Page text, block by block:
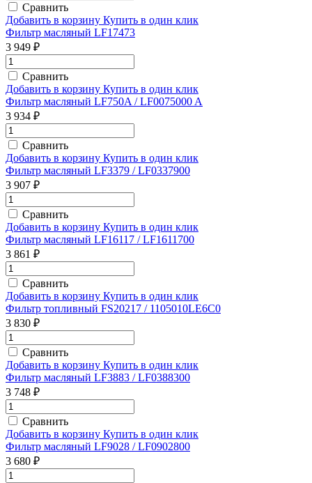
Сравнить
Добавить в корзину Купить в один клик
Фильтр масляный LF17473
3 949 ₽
Сравнить
Добавить в корзину Купить в один клик
Фильтр масляный LF750A / LF0075000 A
3 934 ₽
Сравнить
Добавить в корзину Купить в один клик
Фильтр масляный LF3379 / LF0337900
3 907 ₽
Сравнить
Добавить в корзину Купить в один клик
Фильтр масляный LF16117 / LF1611700
3 861 ₽
Сравнить
Добавить в корзину Купить в один клик
Фильтр топливный FS20217 / 1105010LE6C0
3 830 ₽
Сравнить
Добавить в корзину Купить в один клик
Фильтр масляный LF3883 / LF0388300
3 748 ₽
Сравнить
Добавить в корзину Купить в один клик
Фильтр масляный LF9028 / LF0902800
3 680 ₽